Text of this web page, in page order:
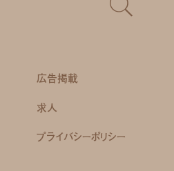
広告掲載
求人
プライバシーポリシー